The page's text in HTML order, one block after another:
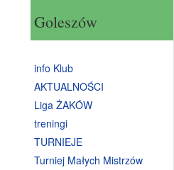
Goleszów
info Klub
AKTUALNOŚCI
Liga ŻAKÓW
treningi
TURNIEJE
Turniej Małych Mistrzów